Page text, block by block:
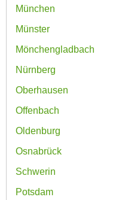
München
Münster
Mönchengladbach
Nürnberg
Oberhausen
Offenbach
Oldenburg
Osnabrück
Schwerin
Potsdam